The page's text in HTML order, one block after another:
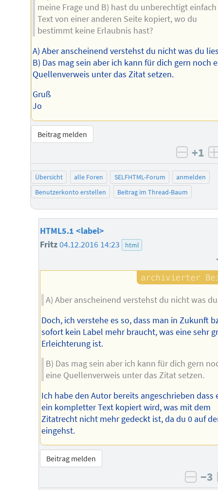
meine Frage und B) hast du unberechtigt
Text von einer anderen Seite kopiert, wo du
bestimmt keine Erlaubnis hast?
A) Aber anscheinend verstehst du nicht was du
B) Das mag sein aber ich kann für dich gern noch
Quellenverweis unter das Zitat setzen.
Gruß
Jo
Beitrag melden
+1
Übersicht alle Foren SELFHTML-Forum
anmelden
Benutzerkonto erstellen
Beitrag im Thread-Baum
HTML5.1 <label>
Fritz04.12.2016 14:23 html
A) Aber anscheinend verstehst du nicht was
Doch, ich verstehe es so, dass man in Zukunft
sofort kein Label mehr braucht, was eine sehr
Erleichterung ist.
B) Das mag sein aber ich kann für dich gern
eine Quellenverweis unter das Zitat setzen.
Ich habe den Autor bereits angeschrieben dass
ein kompletter Text kopiert wird, was mit dem
Zitatrecht nicht mehr gedeckt ist, da du 0 auf
eingehst.
Beitrag melden
−3